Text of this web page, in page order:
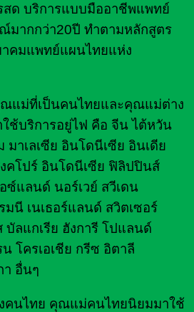
ด บริการแบบมืออาชีพแพทย์
มากกว่า20ปี ทำตามหลักสูตร
คมแพทย์แผนไทยแห่ง
แม่ที่เป็นคนไทยและคุณแม่ต่าง
ช้บริการอยู่ไฟ คือ จีน ไต้หวัน
มาเลเซีย อินโดนีเซีย อินเดีย
คโปร์ อินโดนีเซีย ฟิลิปปินส์
ซ์แลนด์ นอร์เวย์ สวีเดน
มนี เนเธอร์แลนด์ สวิตเซอร์
บัลแกเรีย ฮังการี โปแลนด์
โครเอเชีย กรีซ อิตาลี
า อื่นๆ
คนไทย คุณแม่คนไทยนิยมมาใช้